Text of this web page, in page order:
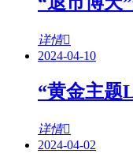
详情
2024-04-10
“黄金主题
详情
2024-04-02